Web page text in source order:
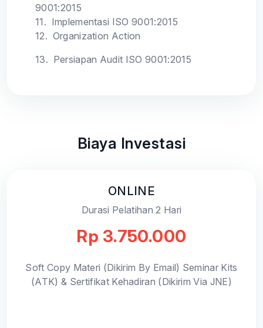
9001:2015
11. Implementasi ISO 9001:2015
12. Organization Action
13. Persiapan Audit ISO 9001:2015
Biaya Investasi
ONLINE
Durasi Pelatihan 2 Hari
Rp 3.750.000
Soft Copy Materi (Dikirim By Email) Seminar Kits
(ATK) & Sertifikat Kehadiran (Dikirim Via JNE)